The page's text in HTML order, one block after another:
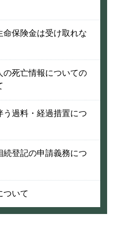
保険金は受け取れな
の死亡情報についての
過料・経過措置につ
登記の申請義務につ
ついて